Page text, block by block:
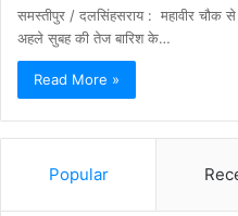
समस्तीपुर / दलसिंहसराय : महावीर चौक से
अहले सुबह की तेज बारिश के…
Read More »
Popular